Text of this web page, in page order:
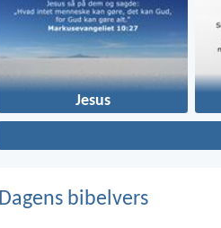
Jesus
Dagens bibelvers